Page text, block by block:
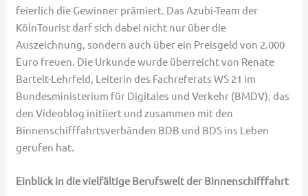
feierlich die Gewinner prämiert. Das Azubi-Team der
KölnTourist darf sich dabei nicht nur über die
Auszeichnung, sondern auch über ein Preisgeld von 2.000
Euro freuen. Die Urkunde wurde überreicht von Renate
Bartelt-Lehrfeld, Leiterin des Fachreferats WS 21 im
Bundesministerium für Digitales und Verkehr (BMDV), das
den Videoblog initiiert und zusammen mit den
Binnenschifffahrtsverbänden BDB und BDS ins Leben
gerufen hat.
Einblick in die vielfältige Berufswelt der Binnenschifffahrt